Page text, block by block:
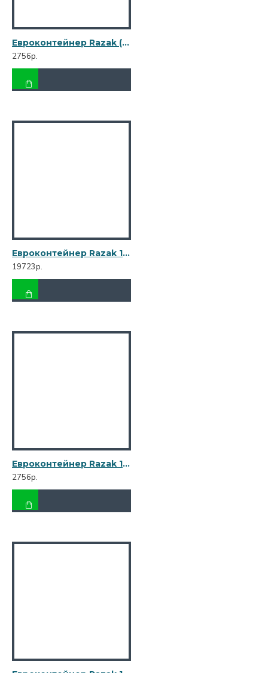
Евроконтейнер Razak (об. 120 л) R-120
2756р.
Евроконтейнер Razak 1100 л R-1100
19723р.
Евроконтейнер Razak 120 л зеленый R-120 зел
2756р.